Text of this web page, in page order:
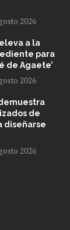
2026
a la
para
de Agaete’
2026
de
diseñarse
2026